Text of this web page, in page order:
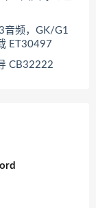
音频，GK/G1
ET30497
CB32222